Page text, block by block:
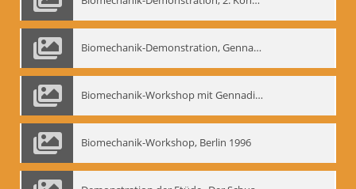
Biomechanik-Demonstration, Gennadij Bogdanow im Berliner Ensemble, 04.10.1991
Biomechanik-Workshop mit Gennadij Nikolajewitsch Bogdanow im Mime Centrum Berlin, 1991
Biomechanik-Workshop, Berlin 1996